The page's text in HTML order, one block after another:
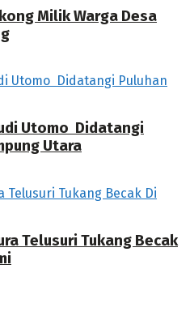
Milik Warga Desa
Utomo Didatangi
Utara
Telusuri Tukang Becak